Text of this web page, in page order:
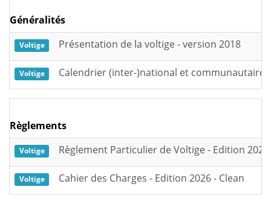
Généralités
Voltige Présentation de la voltige - version 2018
Voltige Calendrier (inter-)national et communautaire
Règlements
Voltige Règlement Particulier de Voltige - Edition
Voltige Cahier des Charges - Edition 2026 - Clean